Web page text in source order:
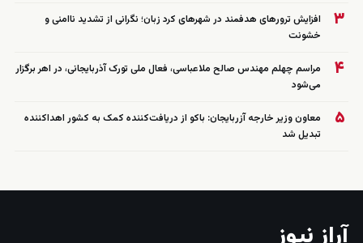
۳
افزایش ترورهای هدفمند در شهرهای کرد زبان؛ نگرانی از تشدید ناامنی و
خشونت
۴
مراسم چهلم مهندس صالح ملاعباسی، فعال ملی تورک آذربایجانی، در اهر برگزار
می‌شود
۵
معاون وزیر خارجه آزربایجان: باکو از دریافت‌کننده کمک به کشور اهداکننده
تبدیل شد